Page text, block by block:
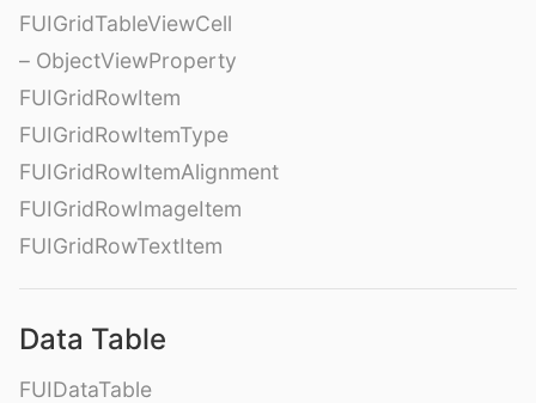
FUIGridTableViewCell
– ObjectViewProperty
FUIGridRowItem
FUIGridRowItemType
FUIGridRowItemAlignment
FUIGridRowImageItem
FUIGridRowTextItem
Data Table
FUIDataTable